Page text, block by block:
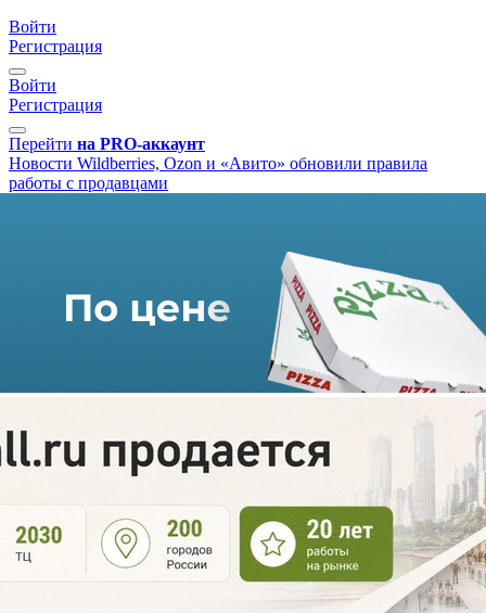
Войти
Регистрация
Войти
Регистрация
Перейти на PRO-аккаунт
Новости Wildberries, Ozon и «Авито» обновили правила
работы с продавцами
Wildberries, Ozon и «Авито»
обновили правила работы с
продавцами
08.06.2026 г. в 14:37